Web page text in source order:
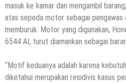
masuk ke kamar dan mengambil
atas sepeda motor sebagai pengawas
memburuk. Motor yang digunakan,
6544 AI, turut diamankan sebagai
“Motif keduanya adalah karena
diketahui merupakan residivis kasus